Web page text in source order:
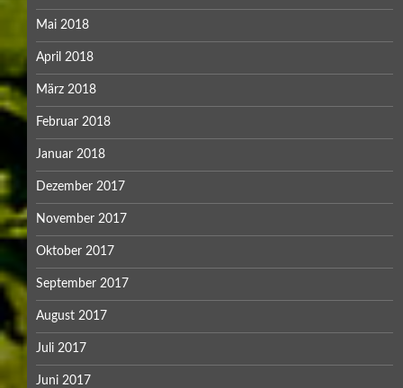
Mai 2018
April 2018
März 2018
Februar 2018
Januar 2018
Dezember 2017
November 2017
Oktober 2017
September 2017
August 2017
Juli 2017
Juni 2017